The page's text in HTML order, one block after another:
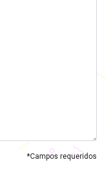
*Campos requeridos